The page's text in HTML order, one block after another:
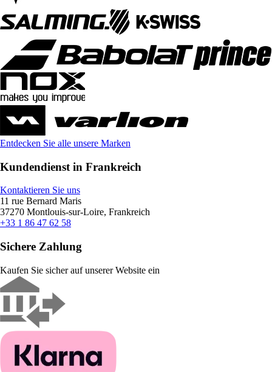
Entdecken Sie alle unsere Marken
Kundendienst in Frankreich
Kontaktieren Sie uns
11 rue Bernard Maris
37270 Montlouis-sur-Loire, Frankreich
+33 1 86 47 62 58
Sichere Zahlung
Kaufen Sie sicher auf unserer Website ein